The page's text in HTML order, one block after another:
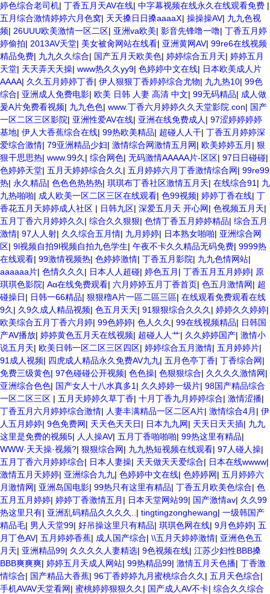
婷色综合老司机| 丁香五月天AV在线| 中字幕视频在线永久在线观看免费 |
五月综合激情婷婷六月色窝| 天天搡日日搡aaaaⅩ| 操操操AV| 九九色视
频| 26UUU欧美激情一区二区| 亚洲va欧美| 影音先锋噜一噜| 丁香五月婷
婷偷拍| 2013AV天堂| 美女被肏网站在线看| 亚洲黄网AV| 99re6在线视频
精品免费| 九九久久综合| 国产五月天欧美色| 婷婷综合五月天| 婷婷五月
天堂| 天天弄天天操| www热久久yy9| 色婷婷中文在线| 日本欧美成人片
AAAA| 久久五月婷婷丁香| 伊人狠狠丁香婷婷综合尤物| 九九热10| 99色
综合| 亚洲成人免费电影| 欧美 日韩 人妻 高清 中文| 99无码精品| 成人做
爰A片免费看视频| 九九色色| www.丁香六月婷婷久久天堂影院.con| 国产
一区二区三区影院| 亚洲性爱AV在线| 亚洲在线免费成人 | 97涩婷婷婷婷
基地| 伊人大香蕉综合在线| 99热欧美精品| 超碰人人干| 丁香五月婷婷深
爱综合激情| 79亚洲精品少妇| 激情综合网激情五月网| 欧美婷婷五月 | 狠
狠干思思热| www.99久 | 综合网色| 无码激情AAAAA片-区区| 97日日碰碰|
色婷婷天堂| 五月天婷婷综合久久 | 五月婷婷六月丁香激情综合网| 99re99
热| 永久精品| 色色色热热热| 琪琪布丁香社区激情五月天| 在线综合91 | 九
九热啪啪| 成人欧美一区二区三区在线观看| 色99视频| 婷婷丁香在线| 丁
香花五月天婷婷成人社区 | 日韩九区| 深爱五月天 开心网| 色视频五月天|
五月丁香六月婷婷久久 | 综合久久狠狠| 色情丁香五月婷婷精品| 综合五月
激情| 97人人射| 久久综合五月情| 九月婷婷| 日本熟女啪啪| 亚洲综合网
区| 9l视频自拍9l视频自拍九色学生| 午夜不卡久久精品无码免费| 9999热
在线观看| 99激情视频热| 色婷婷激情| 丁香五月影院| 九九色情网站|
aaaaaa片| 色情久久久 | 日本人人超碰| 婷色五月 | 丁香五月五月婷婷| 原
琪琪色影院| Aα在线免费观看| 六月婷婷五月丁香首页| 色五月激情网| 超
碰操日| 日韩一66精品| 狠狠穞A片一區二區三區| 在线观看免费观看在线
9久 | 久9久成人精品视频| 色五月天天| 91狠狠综合久久久 | 婷婷久久婷婷|
欧美综合五月丁香六月婷| 99色婷婷| 色人久久 | 99在线视频精品| 日韩国
产AV播放| 婷婷黄色五月天在线视频| 超碰人人艹| 久久婷婷国产| 激情小
说五月天| 欧美日韩一区二区三区四区| 婷婷综合五月激情| 五月婷婷片|
91成人视频| 四虎成人精品永久免费AV九九| 五月色亭丁香| 丁香综合网|
免费三级黄色| 97色碰碰公开视频| 色色操| 色狠狠综合| 久久久久激情网|
亚洲综合色色| 国产女人十八水真多1 | 久久婷婷一级片| 98国产精品综合
一区二区三区 | 五月天婷婷久草丁香| 十月丁香九月婷婷综合| 激情涩播|
丁香五月六月婷婷综合激情| 人妻丰满精品一区二区A片| 激情综合4月 | 伊
人五月婷婷| 9色免费网| 天天色天天日| 日本九九网| 天天日天天插| 九九
这里是免费的视频5| 人人操AV| 五月丁香啪啪啪| 99热这里有精品|
WWW·天天操·视频?| 狠狠综合网| 九九热短视频在线观看| 97人碰人操|
五月丁香六月婷婷综合| 日本人妻操| 天天做天天爱综合| 日本在线wwww|
激情五月天婷婷| 亚洲综合九九| 色婷婷中文在线| 色婷婷网| 五月婷婷六
月激情网| 亚洲岛国电影| 99热只有这里有精品| 丁香五月欧美色综合| 色
五月五月婷婷| 婷婷丁香激情五月 | 日本天堂网站99| 国产激情av| 久久99
热这里只有| 亚洲乱码精品久久久久.. | tingtingzonghewang| 一级韩国产
精品毛| 男人天堂99| 好吊操这里只有精品| 琪琪色网在线| 9月色婷婷| 五
月丁色AV| 五月婷婷香蕉| 成人国产综合| \\五月天婷婷激情| 亚洲色色五
月天| 亚洲精品99| 久久久久人妻精选| 9色视频在线| 江苏少妇性BBB搡
BBB爽爽爽| 婷婷五月天成人网站| 99热精品99| 激情五月天色播| 丁香激
情综合| 国产精品大香蕉| 96丁香婷婷九月蜜桃综合久久 | 五月天色综合|
手机AVAV天堂看网| 蜜桃婷婷狠狠久久 | 国产成人AV不卡| 综合久久综合